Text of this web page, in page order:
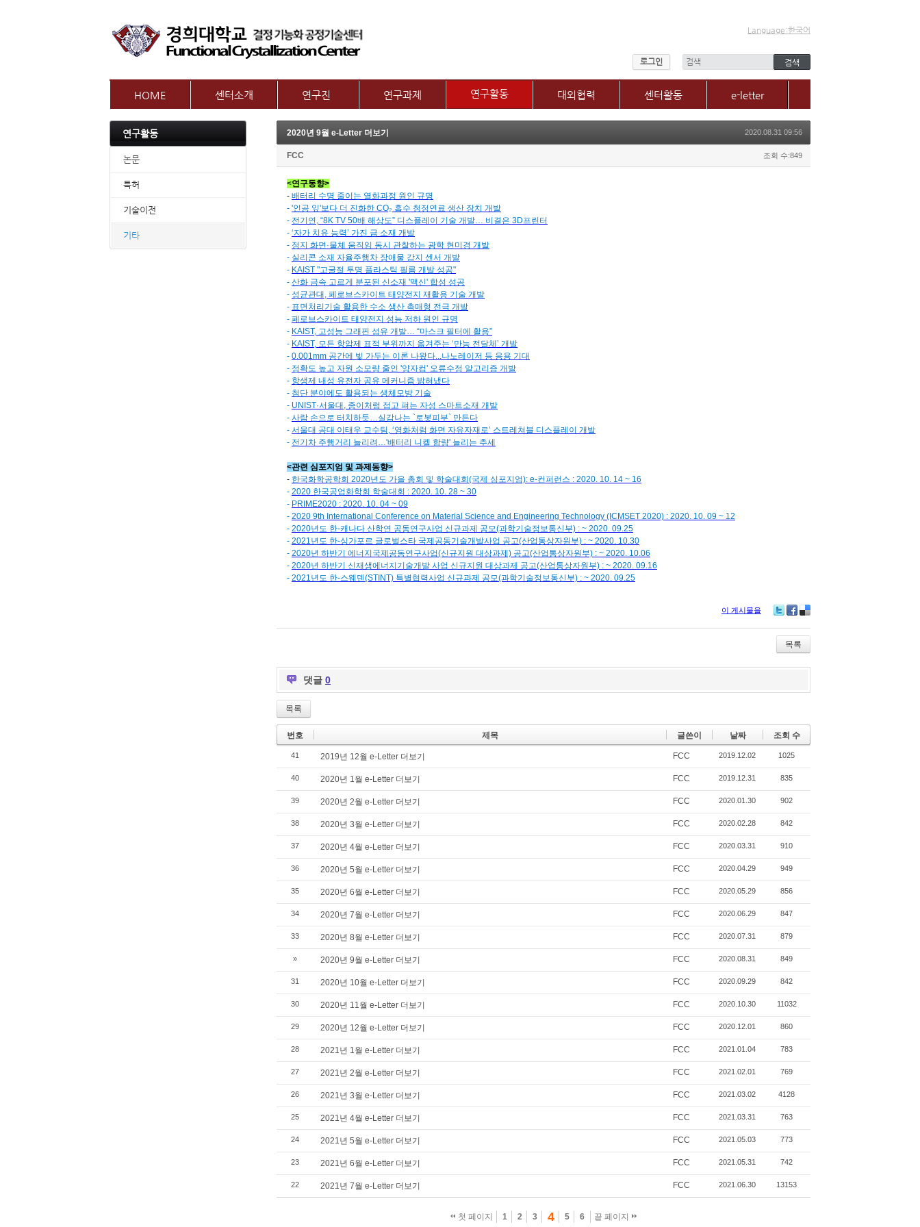
Language:한국어
로그인
HOME 센터소개 연구진
교수별 연구내용
연구과제
제2그룹 연구주제
연구활동 대외협력 센터활동 e-letter
연구활동
논문
특허
기술이전
기타
2020년 9월 e-Letter 더보기 2020.08.31 09:56
FCC 조회 수:849
<연구동향>
- 배터리 수명 줄이는 열화과정 원인 규명
- '인공 잎'보다 더 진화한 CO₂ 흡수 청정연료 생산 장치 개발
- 전기연, “8K TV 50배 해상도” 디스플레이 기술 개발… 비결은 3D프린터
- ‘자가 치유 능력’ 가진 금 소재 개발
- 정지 화면·물체 움직임 동시 관찰하는 광학 현미경 개발
- 실리콘 소재 자율주행차 장애물 감지 센서 개발
- KAIST "고굴절 투명 플라스틱 필름 개발 성공"
- 산화 금속 고르게 분포된 신소재 '맥신' 합성 성공
- 성균관대, 페로브스카이트 태양전지 재활용 기술 개발
- 표면처리기술 활용한 수소 생산 촉매형 전극 개발
- 페로브스카이트 태양전지 성능 저하 원인 규명
- KAIST, 고성능 그래핀 섬유 개발… “마스크 필터에 활용”
- KAIST, 모든 항암제 표적 부위까지 옮겨주는 ‘만능 전달체’ 개발
- 0.001mm 공간에 빛 가두는 이론 나왔다...나노레이저 등 응용 기대
- 정확도 높고 자원 소모량 줄인 '양자컴' 오류수정 알고리즘 개발
- 항생제 내성 유전자 공유 메커니즘 밝혀냈다
- 첨단 분야에도 활용되는 생체모방 기술
- UNIST·서울대, 종이처럼 접고 펴는 자성 스마트소재 개발
- 사람 손으로 터치하듯…실감나는 `로봇피부` 만든다
- 서울대 공대 이태우 교수팀, ‘영화처럼 화면 자유자재로’ 스트레쳐블 디스플레이 개발
- 전기차 주행거리 늘리려…'배터리 니켈 함량' 늘리는 추세
<관련 심포지엄 및 과제동향>
- 한국화학공학회 2020년도 가을 총회 및 학술대회(국제 심포지엄): e-컨퍼런스 : 2020. 10. 14 ~ 16
- 2020 한국공업화학회 학술대회 : 2020. 10. 28 ~ 30
- PRIME2020 : 2020. 10. 04 ~ 09
- 2020 9th International Conference on Material Science and Engineering Technology (ICMSET 2020) : 2020. 10. 09 ~ 12
- 2020년도 한-캐나다 산학연 공동연구사업 신규과제 공모(과학기술정보통신부) : ~ 2020. 09.25
- 2021년도 한-싱가포르 글로벌스타 국제공동기술개발사업 공고(산업통상자원부) : ~ 2020. 10.30
- 2020년 하반기 에너지국제공동연구사업(신규지원 대상과제) 공고(산업통상자원부) : ~ 2020. 10.06
- 2020년 하반기 신재생에너지기술개발 사업 신규지원 대상과제 공고(산업통상자원부) : ~ 2020. 09.16
- 2021년도 한-스웨덴(STINT) 특별협력사업 신규과제 공모(과학기술정보통신부) : ~ 2020. 09.25
이 게시물을
bo
ok
ou
s
목록
댓글 0
목록
번호 제목 글쓴이 날짜 조회 수
41 2019년 12월 e-Letter 더보기 FCC 2019.12.02 1025
40 2020년 1월 e-Letter 더보기 FCC 2019.12.31 835
39 2020년 2월 e-Letter 더보기 FCC 2020.01.30 902
38 2020년 3월 e-Letter 더보기 FCC 2020.02.28 842
37 2020년 4월 e-Letter 더보기 FCC 2020.03.31 910
36 2020년 5월 e-Letter 더보기 FCC 2020.04.29 949
35 2020년 6월 e-Letter 더보기 FCC 2020.05.29 856
34 2020년 7월 e-Letter 더보기 FCC 2020.06.29 847
33 2020년 8월 e-Letter 더보기 FCC 2020.07.31 879
» 2020년 9월 e-Letter 더보기 FCC 2020.08.31 849
31 2020년 10월 e-Letter 더보기 FCC 2020.09.29 842
30 2020년 11월 e-Letter 더보기 FCC 2020.10.30 11032
29 2020년 12월 e-Letter 더보기 FCC 2020.12.01 860
28 2021년 1월 e-Letter 더보기 FCC 2021.01.04 783
27 2021년 2월 e-Letter 더보기 FCC 2021.02.01 769
26 2021년 3월 e-Letter 더보기 FCC 2021.03.02 4128
25 2021년 4월 e-Letter 더보기 FCC 2021.03.31 763
24 2021년 5월 e-Letter 더보기 FCC 2021.05.03 773
23 2021년 6월 e-Letter 더보기 FCC 2021.05.31 742
22 2021년 7월 e-Letter 더보기 FCC 2021.06.30 13153
첫 페이지 1 2 3 4 5 6 끝 페이지